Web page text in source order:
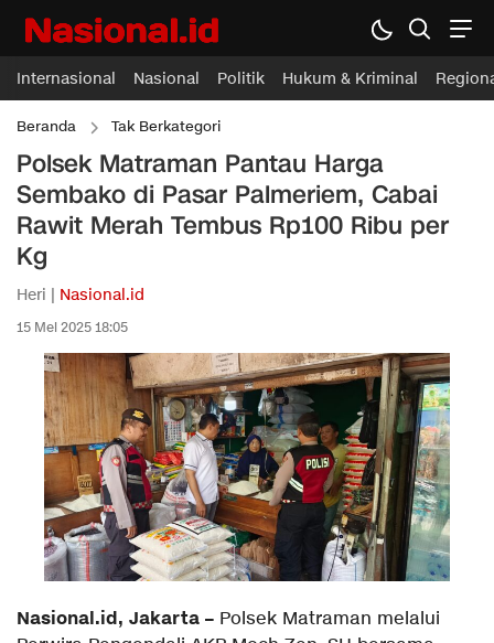
Internasional Nasional Politik Hukum & Kriminal
Beranda Tak Berkategori
Polsek Matraman Pantau Harga
Sembako di Pasar Palmeriem, Cabai
Rawit Merah Tembus Rp100 Ribu per
Kg
Heri | Nasional.id
15 Mei 2025 18:05
Nasional.id, Jakarta – Polsek Matraman melalui